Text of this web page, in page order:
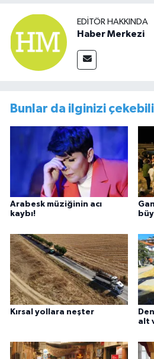
EDITÖR HAKKINDA
Haber Merkezi
Bunlar da ilginizi
Arabesk müziğinin acı
kaybı!
Kırsal yollara neşter
alt